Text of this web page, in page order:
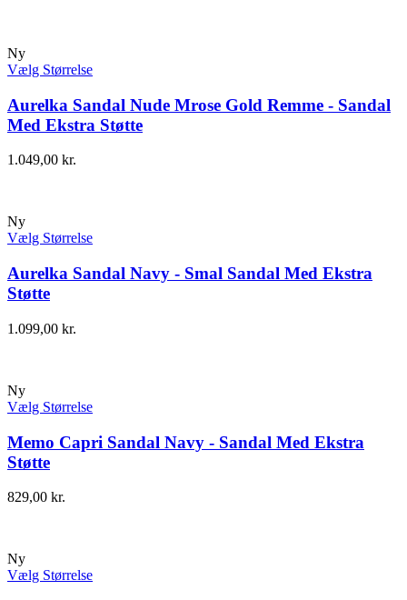
Ny
Vælg Størrelse
Aurelka Sandal Nude Mrose Gold Remme - Sandal
Med Ekstra Støtte
1.049,00 kr.
Ny
Vælg Størrelse
Aurelka Sandal Navy - Smal Sandal Med Ekstra
Støtte
1.099,00 kr.
Ny
Vælg Størrelse
Memo Capri Sandal Navy - Sandal Med Ekstra
Støtte
829,00 kr.
Ny
Vælg Størrelse